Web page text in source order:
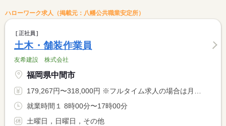
ハローワーク求人（掲載元：八幡公共職業安定所）
正社員
土木・舗装作業員
友希建設 株式会社
福岡県中間市
179,267円〜318,000円 ※フルタイム求人の場合は月額（換算額）、パート求人の場合は時間額を表示しています。
就業時間１ 8時00分〜17時00分
土曜日，日曜日，その他